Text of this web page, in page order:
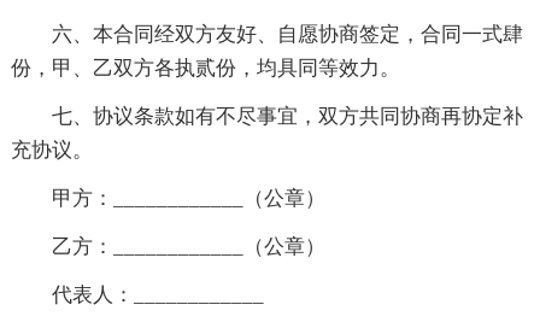
六、本合同经双方友好、自愿协商签定，合同一式肆
份，甲、乙双方各执贰份，均具同等效力。
七、协议条款如有不尽事宜，双方共同协商再协定补
充协议。
甲方：____________（公章）
乙方：____________（公章）
代表人：____________